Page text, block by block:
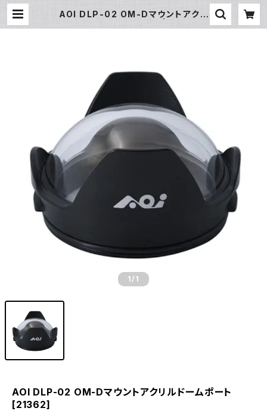
AOI DLP-02 OM-Dマウントアクリ
1 /1
AOI DLP-02 OM-Dマウントアクリルドームポート
[21362]